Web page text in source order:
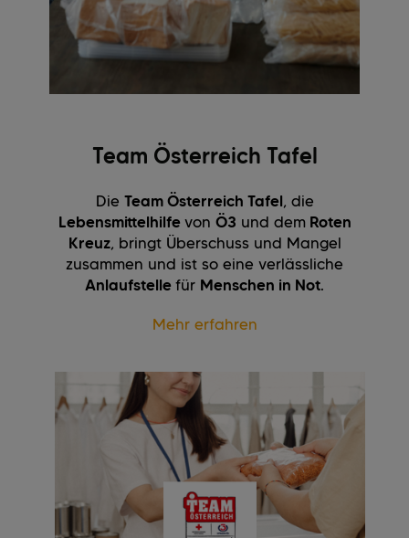
Team Österreich Tafel
Die Team Österreich Tafel, die
Lebensmittelhilfe von Ö3 und demRoten
Kreuz, bringt Überschuss und Mangel
zusammen und ist so eine verlässliche
Anlaufstelle für Menschen in Not.
Mehr erfahren